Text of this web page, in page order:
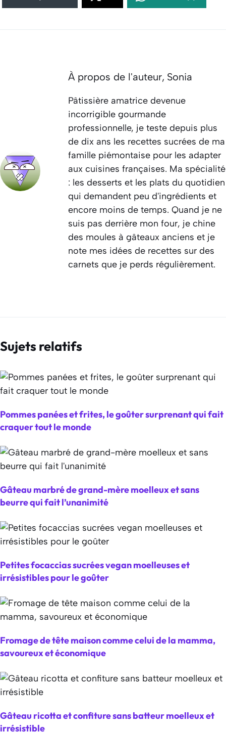
À propos de l'auteur, Sonia
Pâtissière amatrice devenue
incorrigible gourmande
professionnelle, je teste depuis plus
de dix ans les recettes sucrées de ma
famille piémontaise pour les adapter
aux cuisines françaises. Ma spécialité
: les desserts et les plats du quotidien
qui demandent peu d'ingrédients et
encore moins de temps. Quand je ne
suis pas derrière mon four, je chine
des moules à gâteaux anciens et je
note mes idées de recettes sur des
carnets que je perds régulièrement.
Sujets relatifs
Pommes panées et frites, le goûter surprenant qui fait
craquer tout le monde
Gâteau marbré de grand-mère moelleux et sans
beurre qui fait l’unanimité
Petites focaccias sucrées vegan moelleuses et
irrésistibles pour le goûter
Fromage de tête maison comme celui de la mamma,
savoureux et économique
Gâteau ricotta et confiture sans batteur moelleux et
irrésistible